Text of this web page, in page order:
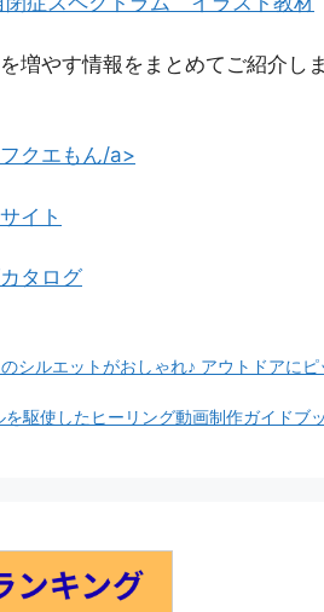
増やす情報をまとめてご紹介し
クエもん/a>
イト
タログ
シルエットがおしゃれ♪ アウトドアに
駆使したヒーリング動画制作ガイドブ